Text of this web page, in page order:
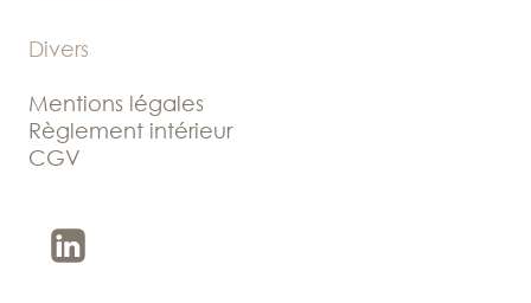
Divers
Mentions légales
Règlement intérieur
CGV